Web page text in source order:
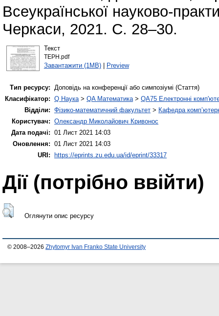
Всеукраїнської науково-
Черкаси, 2021. С. 28–30.
Текст
ТЕРН.pdf
Завантажити (1MB)| Preview
Тип ресурсу: Доповідь на конференції або симпозіумі (Стаття)
Класифікатор: Q Наука> QA Математика> QA75 Електронні
Відділи: Фізико-математичний факультет > Кафедра
Користувач: Олександр Миколайович Кривонос
Дата подачі: 01 Лист 2021 14:03
Оновлення: 01 Лист 2021 14:03
URI:
https://eprints.zu.edu.ua/id/eprint/33317
Дії ​​(потрібно ввійти)
Оглянути опис ресурсу
© 2008–2026 Zhytomyr Ivan Franko State University